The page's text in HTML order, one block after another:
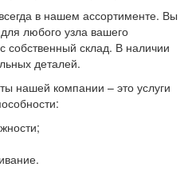
в нашем ассортименте. Вы
любого узла вашего
собственный склад. В наличии
деталей.
нашей компании – это услуги